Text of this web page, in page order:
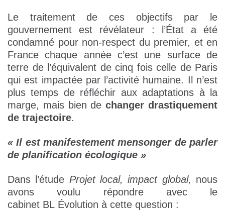
Le traitement de ces objectifs par le
gouvernement est révélateur : l’État a été
condamné pour non-respect du premier, et en
France chaque année c’est une surface de
terre de l’équivalent de cinq fois celle de Paris
qui est impactée par l’activité humaine. Il n’est
plus temps de réfléchir aux adaptations à la
marge, mais bien dechanger drastiquement
de trajectoire.
« Il est manifestement mensonger de parler
de planification écologique »
Dans l’étude Projet local, impact global, nous
avons voulu répondre avec le
cabinet BL Évolution à cette question :